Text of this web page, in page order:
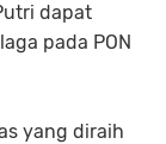
dapat
pada PON
yang diraih